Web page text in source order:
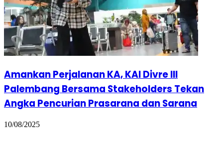
Amankan Perjalanan KA, KAI Divre III
Palembang Bersama Stakeholders Tekan
Angka Pencurian Prasarana dan Sarana
10/08/2025